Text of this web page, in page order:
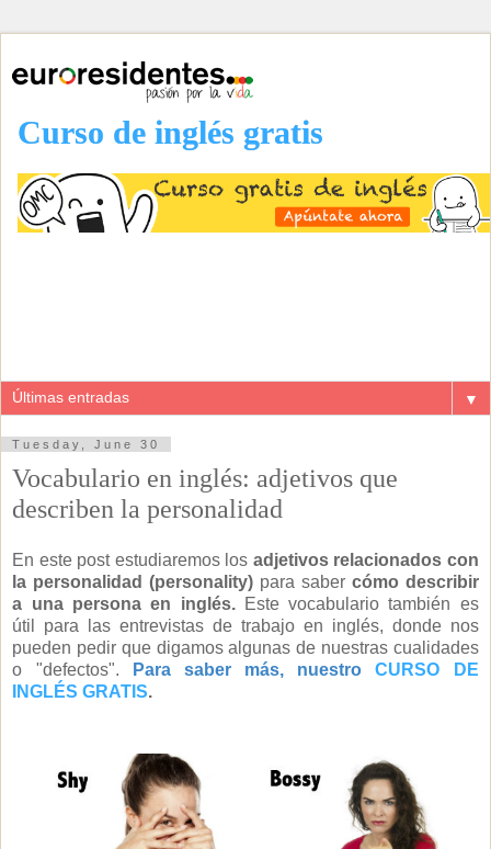
Curso de inglés gratis
▼
Tuesday, June 30
Vocabulario en inglés: adjetivos que
describen la personalidad
En este post estudiaremos los adjetivos relacionados con
la personalidad (personality) para sabercómo describir
a una persona en inglés. Este vocabulario también es
útil
para las entrevistas de trabajo en inglés, donde nos
pueden pedir que digamos algunas de nuestras cualidades
o "defectos".
Para saber más, nuestroCURSO DE
INGLÉS GRATIS.